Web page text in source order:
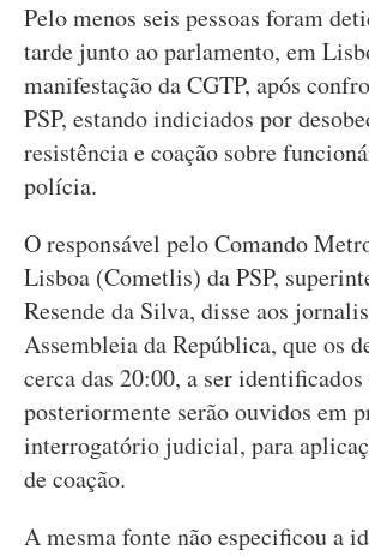
Pelo menos seis pessoas foram
tarde junto ao parlamento, em
manifestação da CGTP, após
PSP, estando indiciados por
resistência e coação sobre
polícia.
O responsável pelo Comando
Lisboa (Cometlis) da PSP,
Resende da Silva, disse aos
Assembleia da República, que os
cerca das 20:00, a ser identificados
posteriormente serão ouvidos em
interrogatório judicial, para
de coação.
A mesma fonte não especificou a